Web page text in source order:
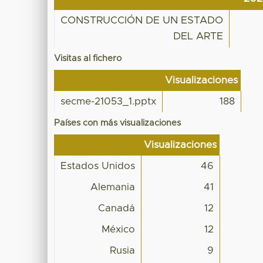
CONSTRUCCIÓN DE UN ESTADO
DEL ARTE
Visitas al fichero
Visualizaciones
secme-21053_1.pptx 188
Países con más visualizaciones
Visualizaciones
Estados Unidos 46
Alemania 41
Canadá 12
México 12
Rusia 9